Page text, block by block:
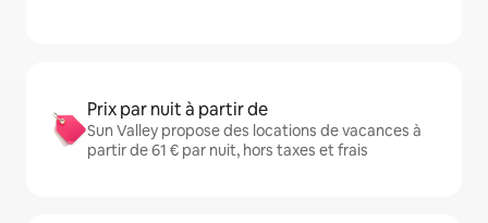
Prix par nuit à partir de
Sun Valley propose des locations de vacances à
partir de 61 € par nuit, hors taxes et frais